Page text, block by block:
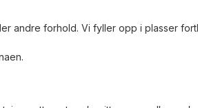
andre forhold. Vi fyller opp i plasser